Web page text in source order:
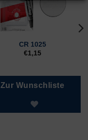
CR 1025
€1,15
Zur Wunschliste